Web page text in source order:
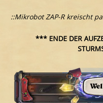
::Mikrobot ZAP-R kreischt
*** ENDE DER